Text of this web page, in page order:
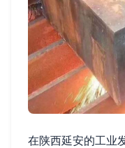
在陕西延安的工业